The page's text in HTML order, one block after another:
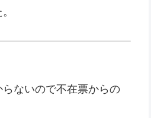
ないので不在票からの